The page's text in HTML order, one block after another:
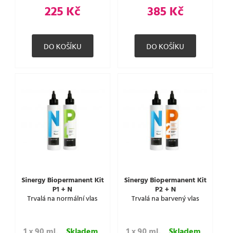
225 Kč 385 Kč
Sinergy Biopermanent Kit
P1 + N
Trvalá na normální vlas
Sinergy Biopermanent Kit
P2 + N
Trvalá na barvený vlas